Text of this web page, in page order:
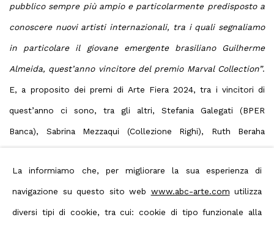
pubblico sempre più ampio e particolarmente predisposto a
conoscere nuovi artisti internazionali, tra i quali segnaliamo
in particolare il giovane emergente brasiliano Guilherme
Almeida, quest’anno vincitore del premio Marval Collection”.
E, a proposito dei premi di Arte Fiera 2024, tra i vincitori di
quest’anno ci sono, tra gli altri, Stefania Galegati (BPER
Banca), Sabrina Mezzaqui (Collezione Righi), Ruth Beraha
Link: Arte Fiera 2024 fa festa a
Bologna. Come è andata la fiera più
La informiamo che, per migliorare la sua esperienza di
navigazione su questo sito web www.abc-arte.com utilizza
diversi tipi di cookie, tra cui: cookie di tipo funzionale alla